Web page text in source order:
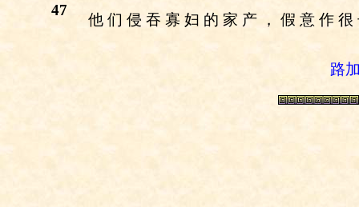
47
他 们 侵 吞 寡 妇 的 家 产 ， 假 意 作
路